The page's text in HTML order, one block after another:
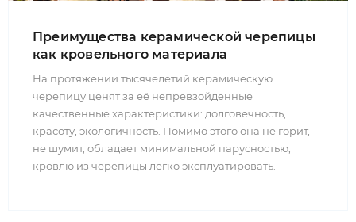
Преимущества керамической черепицы
как кровельного материала
На протяжении тысячелетий керамическую
черепицу ценят за её непревзойденные
качественные характеристики: долговечность,
красоту, экологичность. Помимо этого она не горит,
не шумит, обладает минимальной парусностью,
кровлю из черепицы легко эксплуатировать.